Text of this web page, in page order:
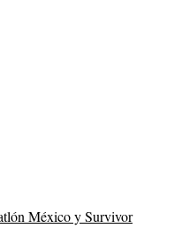
México y Survivor